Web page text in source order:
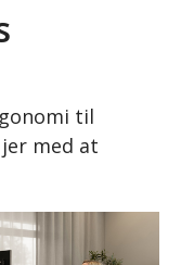
til
med at